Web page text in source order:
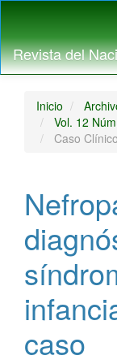
Contenido
principal
Barra
Revista del
Inicio
Vol. 12
Caso Clínico
caso